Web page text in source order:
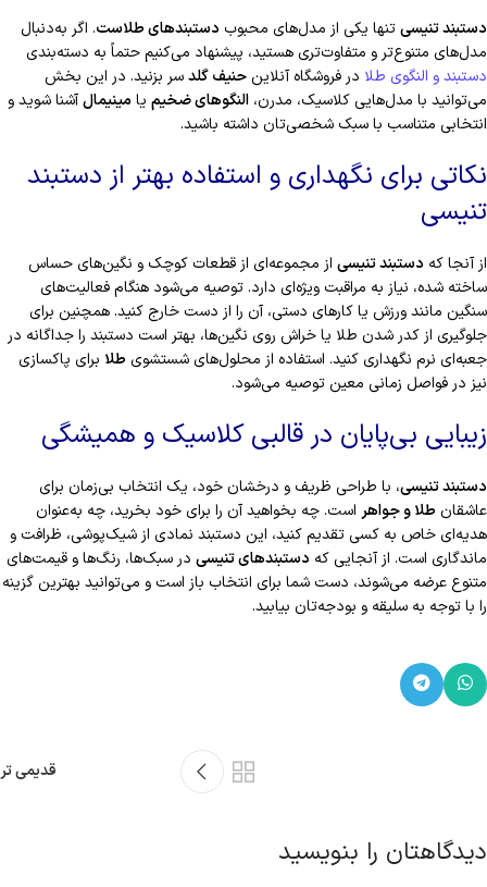
دستبند تنیسیتنها یکی از مدل‌های محبوب دستبندهای طلاست. اگر به‌دنبال
مدل‌های متنوع‌تر و متفاوت‌تری هستید، پیشنهاد می‌کنیم حتماً به دسته‌بندی
دستبند و النگوی طلا در فروشگاه آنلاین حنیف گلدسر بزنید. در این بخش
می‌توانید با مدل‌هایی کلاسیک، مدرن، النگوهای ضخیم یامینیمالآشنا شوید و
انتخابی متناسب با سبک شخصی‌تان داشته باشید.
نکاتی برای نگهداری و استفاده بهتر از دستبند
تنیسی
از آنجا که دستبند تنیسی از مجموعه‌ای از قطعات کوچک و نگین‌های حساس
ساخته شده، نیاز به مراقبت ویژه‌ای دارد. توصیه می‌شود هنگام فعالیت‌های
سنگین مانند ورزش یا کارهای دستی، آن را از دست خارج کنید. همچنین برای
جلوگیری از کدر شدن طلا یا خراش روی نگین‌ها، بهتر است دستبند را جداگانه در
جعبه‌ای نرم نگهداری کنید. استفاده از محلول‌های شستشوی طلا برای پاکسازی
نیز در فواصل زمانی معین توصیه می‌شود.
زیبایی بی‌پایان در قالبی کلاسیک و همیشگی
دستبند تنیسی، با طراحی ظریف و درخشان خود، یک انتخاب بی‌زمان برای
عاشقان طلا و جواهر است. چه بخواهید آن را برای خود بخرید، چه به‌عنوان
هدیه‌ای خاص به کسی تقدیم کنید، این دستبند نمادی از شیک‌پوشی، ظرافت و
ماندگاری است. از آنجایی که دستبندهای تنیسی در سبک‌ها، رنگ‌ها و قیمت‌های
متنوع عرضه می‌شوند، دست شما برای انتخاب باز است و می‌توانید بهترین گزینه
را با توجه به سلیقه و بودجه‌تان بیابید.
قدیمی تر
دیدگاهتان را بنویسید